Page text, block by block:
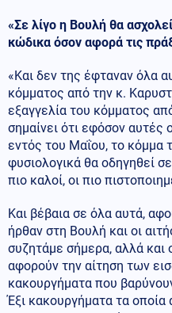
«Σε λίγο η Βουλή θα
κώδικα όσον αφορά τις
«Και δεν της έφταναν όλα
κόμματος από την κ.
εξαγγελία του κόμματος
σημαίνει ότι εφόσον αυτές
εντός του Μαΐου, το κόμμα
φυσιολογικά θα οδηγηθεί
πιο καλοί, οι πιο
Και βέβαια σε όλα αυτά,
ήρθαν στη Βουλή και οι
συζητάμε σήμερα, αλλά και
αφορούν την αίτηση των
κακουργήματα που
Έξι κακουργήματα τα